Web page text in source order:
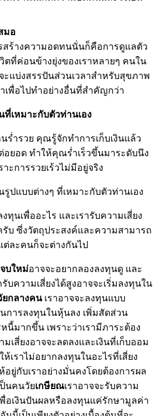
มอ
ร้างความอดทนนั่นก็คือการดูแลตัว
ตที่ค่อนข้างยุ่งของเราหลายๆ คนใน
แบ่งสรรปันส่วนเวลาสำหรับสุขภาพ
เพื่อไปทำอย่างอื่นที่สำคัญกว่า
ที่เหมาะกับตัวท่านเอง
ำรวย คุณรู้จักทำการเก็บเงินแล้ว
ยอด ทำให้คุณร่ำเร็วขึ้นมาระดับนึง
ะการรวยเร้วไม่มีอยู่จริง
รูปแบบต่างๆ ที่เหมาะกับตัวท่านเอง
งทุนเพื่ออะไร และเรารับความเสี่ยง
บ ซี่งวัตถุประสงค์และความสามารถ
ต่ละคนก็จะต่างกันไป
บใหม่อาจจะอยากลองลงทุนดู และ
บความเสี่ยงได้สูงอาจจะเริ่มลงทุนใน
ยกลางคนเราอาจจะลงทุนแบบ
ารลงทุนในหุ้นลง เพิ่มสัดส่วน
นี้มากขึ้น เพราะว่าเรามีภาระต้อง
เสี่ยงอาจจะลดลงและเงินที่เก็บออม
เราไม่อยากลงทุนในอะไรที่เสี่ยง
อยู่กับเราอย่างมั่นคงโดยต้องการผล
นคนวัยเกษียณเราอาจจะรับความ
พื่อเงินปันผลหรือลงทุนแค่รักษามูลค่า